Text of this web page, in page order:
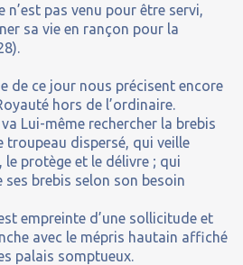
n’est pas venu pour être servi,
sa vie en rançon pour la
de ce jour nous précisent encore
hors de l’ordinaire.
Lui-même rechercher la brebis
troupeau dispersé, qui veille
protège et le délivre ; qui
ses brebis selon son besoin
empreinte d’une sollicitude et
avec le mépris hautain affiché
palais somptueux.